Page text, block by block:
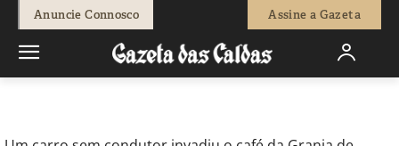
Anuncie Connosco Assine a Gazeta
Redação - 16 de Setembro, 2016 1247 0